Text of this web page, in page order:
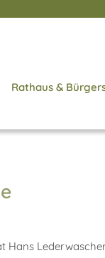
Rathaus &
Hans